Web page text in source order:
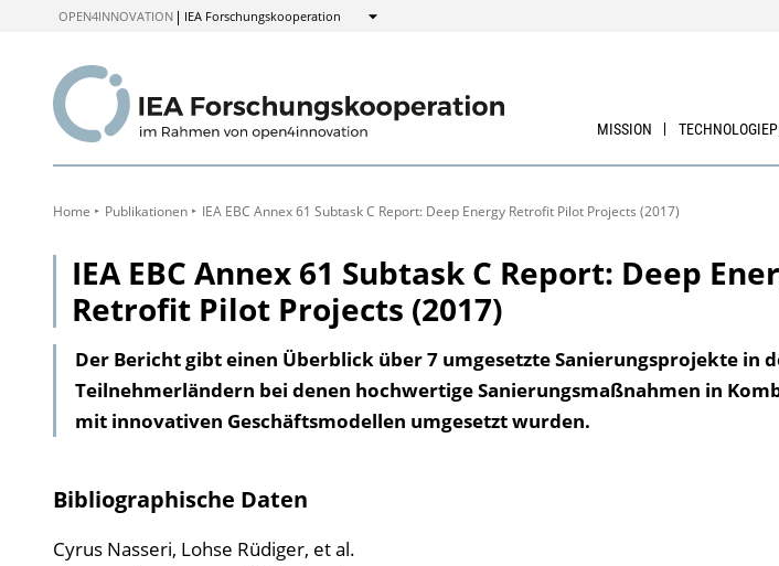
OPEN4INNOVATION IEA Forschungskooperation
Anzeigen
MISSION
Home Publikationen IEA EBC Annex 61 Subtask C Report: Deep Energy Retrofit Pilot Projects (2017)
IEA EBC Annex 61 Subtask C Report: Deep
Retrofit Pilot Projects (2017)
Der Bericht gibt einen Überblick über 7 umgesetzte Sanierungsprojekte in
Teilnehmerländern bei denen hochwertige Sanierungsmaßnahmen in
mit innovativen Geschäftsmodellen umgesetzt wurden.
Bibliographische Daten
Cyrus Nasseri, Lohse Rüdiger, et al.